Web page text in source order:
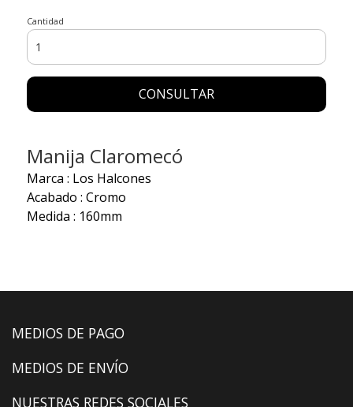
Cantidad
CONSULTAR
Manija Claromecó
Marca : Los Halcones
Acabado : Cromo
Medida : 160mm
MEDIOS DE PAGO
MEDIOS DE ENVÍO
NUESTRAS REDES SOCIALES